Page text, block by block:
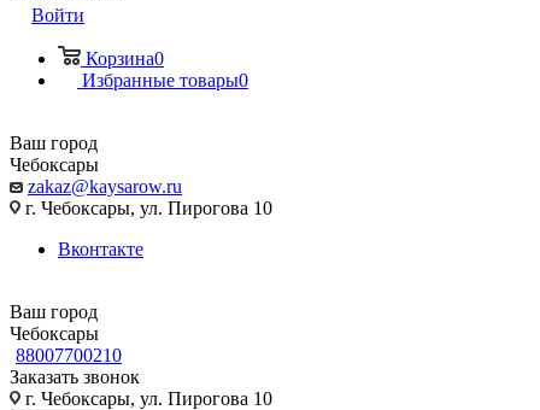
Войти
Корзина0
Избранные товары0
Ваш город
Чебоксары
zakaz@kaysarow.ru
г. Чебоксары, ул. Пирогова 10
Вконтакте
Ваш город
Чебоксары
88007700210
Заказать звонок
г. Чебоксары, ул. Пирогова 10